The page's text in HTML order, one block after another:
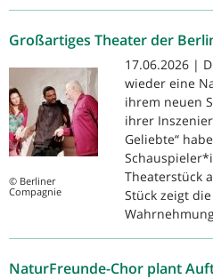
Großartiges Theater der
© Berliner
Compagnie
17.06.2026 |
wieder eine
ihrem neuen
ihrer
Geliebte“
Theaterstück
Stück zeigt
NaturFreunde-Chor plant